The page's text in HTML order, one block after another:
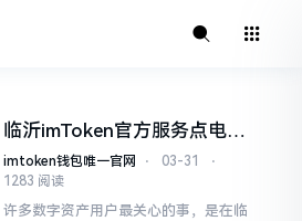
临沂imToken官方服务点电话
地址怎么找
imtoken钱包唯一官网 ⋅ 03-31
⋅
1283 阅读
许多数字资产用户最关心的事，是在临